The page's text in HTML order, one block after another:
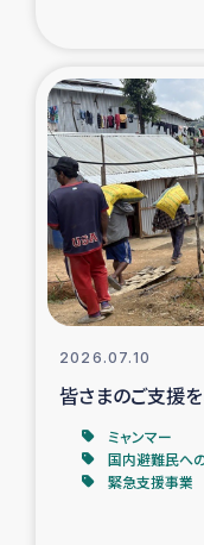
2026.07.10
皆さまのご支援
ミャンマー
国内避難民へ
緊急支援事業